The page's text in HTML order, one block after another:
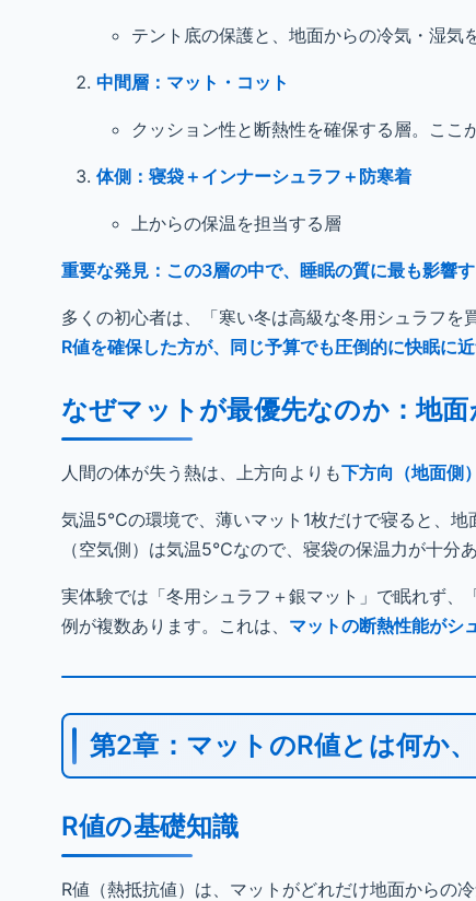
テント底の保護と、地面からの冷気・湿気
中間層：マット・コット
クッション性と断熱性を確保する層。ここ
体側：寝袋＋インナーシュラフ＋防寒着
上からの保温を担当する層
重要な発見：この3層の中で、睡眠の質に最も影響
多くの初心者は、「寒い冬は高級な冬用シュラフを
R値を確保した方が、同じ予算でも圧倒的に快眠に近
なぜマットが最優先なのか：地
人間の体が失う熱は、上方向よりも下方向（地面側
気温5℃の環境で、薄いマット1枚だけで寝ると、地
（空気側）は気温5℃なので、寝袋の保温力が十分
実体験では「冬用シュラフ＋銀マット」で眠れず
例が複数あります。これは、 マットの断熱性能がシ
第2章：マットのR値とは何か
R値の基礎知識
R値（熱抵抗値）は、マットがどれだけ地面からの